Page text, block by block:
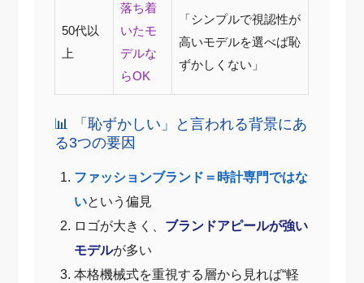
50代以
上
落ち着
いたモ
デルな
らOK
「シンプルで視認性が
高いモデルを選べば恥
ずかしくない」
📊 「恥ずかしい」と言われる背景にあ
る3つの要因
ファッションブランド＝時計専門ではな
いという偏見
ロゴが大きく、 ブランドアピールが強い
モデルが多い
本格機械式を重視する層から見れば“軽